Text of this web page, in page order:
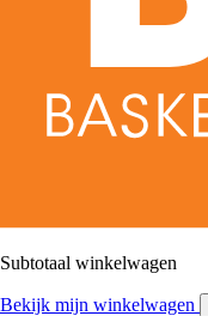
Subtotaal winkelwagen
Bekijk mijn winkelwagen